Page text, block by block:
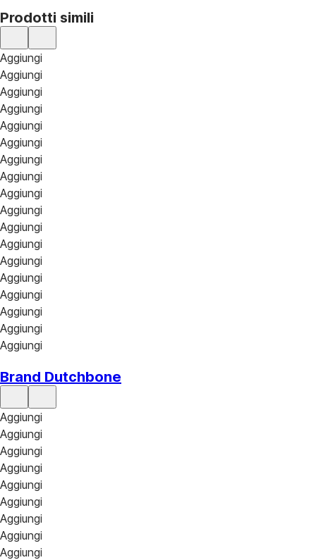
Prodotti simili
Aggiungi
Aggiungi
Aggiungi
Aggiungi
Aggiungi
Aggiungi
Aggiungi
Aggiungi
Aggiungi
Aggiungi
Aggiungi
Aggiungi
Aggiungi
Aggiungi
Aggiungi
Aggiungi
Aggiungi
Aggiungi
Brand Dutchbone
Aggiungi
Aggiungi
Aggiungi
Aggiungi
Aggiungi
Aggiungi
Aggiungi
Aggiungi
Aggiungi